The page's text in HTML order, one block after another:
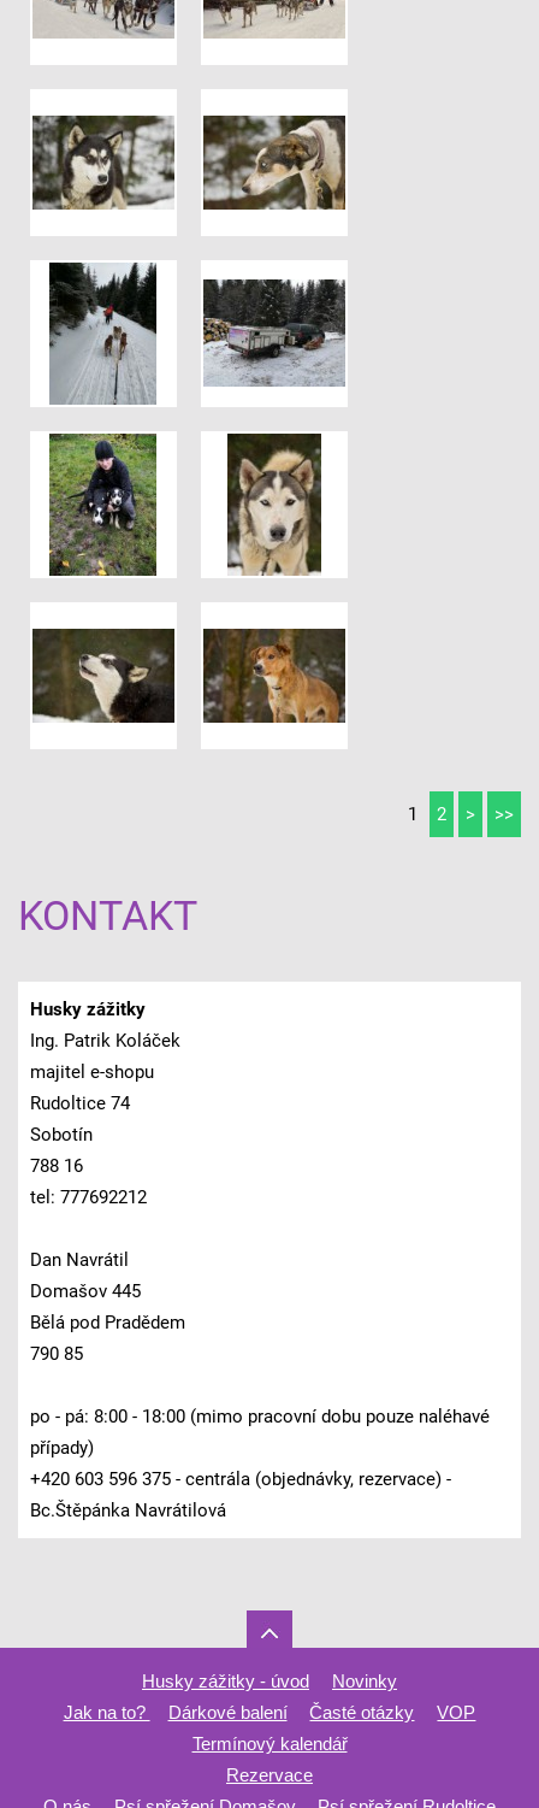
1 2 > >>
KONTAKT
Husky zážitky
Ing. Patrik Koláček
majitel e-shopu
Rudoltice 74
Sobotín
788 16
tel: 777692212
Dan Navrátil
Domašov 445
Bělá pod Pradědem
790 85
po - pá: 8:00 - 18:00 (mimo pracovní dobu pouze naléhavé
případy)
+420 603 596 375 - centrála (objednávky, rezervace) -
Bc.Štěpánka Navrátilová
Husky zážitky - úvod
Novinky
Jak na to?
Dárkové balení Časté otázky
VOP
Termínový kalendář
Rezervace